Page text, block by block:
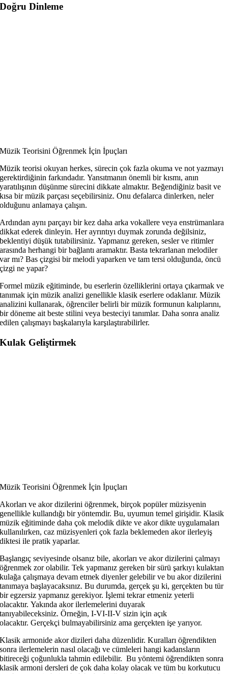
Doğru Dinleme
Müzik Teorisini Öğrenmek İçin İpuçları
Müzik teorisi okuyan herkes, sürecin çok fazla okuma ve not yazmayı
gerektirdiğinin farkındadır. Yansıtmanın önemli bir kısmı, anın
yaratılışının düşünme sürecini dikkate almaktır. Beğendiğiniz basit ve
kısa bir müzik parçası seçebilirsiniz. Onu defalarca dinlerken, neler
olduğunu anlamaya çalışın.
Ardından aynı parçayı bir kez daha arka vokallere veya enstrümanlara
dikkat ederek dinleyin. Her ayrıntıyı duymak zorunda değilsiniz,
beklentiyi düşük tutabilirsiniz. Yapmanız gereken, sesler ve ritimler
arasında herhangi bir bağlantı aramaktır. Basta tekrarlanan melodiler
var mı? Bas çizgisi bir melodi yaparken ve tam tersi olduğunda, öncü
çizgi ne yapar?
Formel müzik eğitiminde, bu eserlerin özelliklerini ortaya çıkarmak ve
tanımak için müzik analizi genellikle klasik eserlere odaklanır. Müzik
analizini kullanarak, öğrenciler belirli bir müzik formunun kalıplarını,
bir döneme ait beste stilini veya besteciyi tanımlar. Daha sonra analiz
edilen çalışmayı başkalarıyla karşılaştırabilirler.
Kulak Geliştirmek
Müzik Teorisini Öğrenmek İçin İpuçları
Akorları ve akor dizilerini öğrenmek, birçok popüler müzisyenin
genellikle kullandığı bir yöntemdir. Bu, uyumun temel girişidir. Klasik
müzik eğitiminde daha çok melodik dikte ve akor dikte uygulamaları
kullanılırken, caz müzisyenleri çok fazla beklemeden akor ilerleyiş
diktesi ile pratik yaparlar.
Başlangıç ​​seviyesinde olsanız bile, akorları ve akor dizilerini çalmayı
öğrenmek zor olabilir. Tek yapmanız gereken bir sürü şarkıyı kulaktan
kulağa çalışmaya devam etmek diyenler gelebilir ve bu akor dizilerini
tanımaya başlayacaksınız. Bu durumda, gerçek şu ki, gerçekten bu tür
bir egzersiz yapmanız gerekiyor. İşlemi tekrar etmeniz yeterli
olacaktır. Yakında akor ilerlemelerini duyarak
tanıyabileceksiniz. Örneğin, I-VI-II-V sizin için açık
olacaktır. Gerçekçi bulmayabilirsiniz ama gerçekten işe yarıyor.
Klasik armonide akor dizileri daha düzenlidir. Kuralları öğrendikten
sonra ilerlemelerin nasıl olacağı ve cümleleri hangi kadansların
bitireceği çoğunlukla tahmin edilebilir. Bu yöntemi öğrendikten sonra
klasik armoni dersleri de çok daha kolay olacak ve tüm bu korkutucu